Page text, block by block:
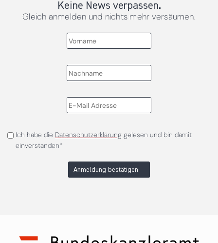
Keine News verpassen.
Gleich anmelden und nichts mehr versäumen.
Ich habe die Datenschutzerklärunggelesen und bin damit
einverstanden*
Anmeldung bestätigen